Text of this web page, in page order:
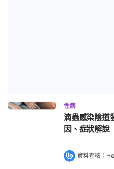
性病
滴蟲感染陰道
因、症狀解說
資料查核：